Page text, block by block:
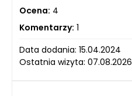
Ocena: 4
Komentarzy: 1
Data dodania: 15.04.2024
Ostatnia wizyta: 07.08.2026